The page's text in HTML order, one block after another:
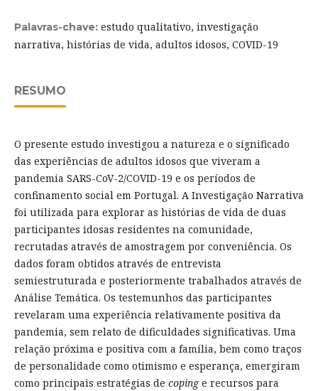
Palavras-chave: estudo qualitativo, investigação
narrativa, histórias de vida, adultos idosos, COVID-19
RESUMO
O presente estudo investigou a natureza e o significado
das experiências de adultos idosos que viveram a
pandemia SARS-CoV-2/COVID-19 e os períodos de
confinamento social em Portugal. A Investigação Narrativa
foi utilizada para explorar as histórias de vida de duas
participantes idosas residentes na comunidade,
recrutadas através de amostragem por conveniência. Os
dados foram obtidos através de entrevista
semiestruturada e posteriormente trabalhados através de
Análise Temática. Os testemunhos das participantes
revelaram uma experiência relativamente positiva da
pandemia, sem relato de dificuldades significativas. Uma
relação próxima e positiva com a família, bem como traços
de personalidade como otimismo e esperança, emergiram
como principais estratégias de copinge recursos para